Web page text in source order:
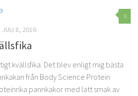
0
JULI 8, 2016
kvällsfika. Det blev enligt mig bästa
från Body Science Protein
pannkakor med lätt smak av